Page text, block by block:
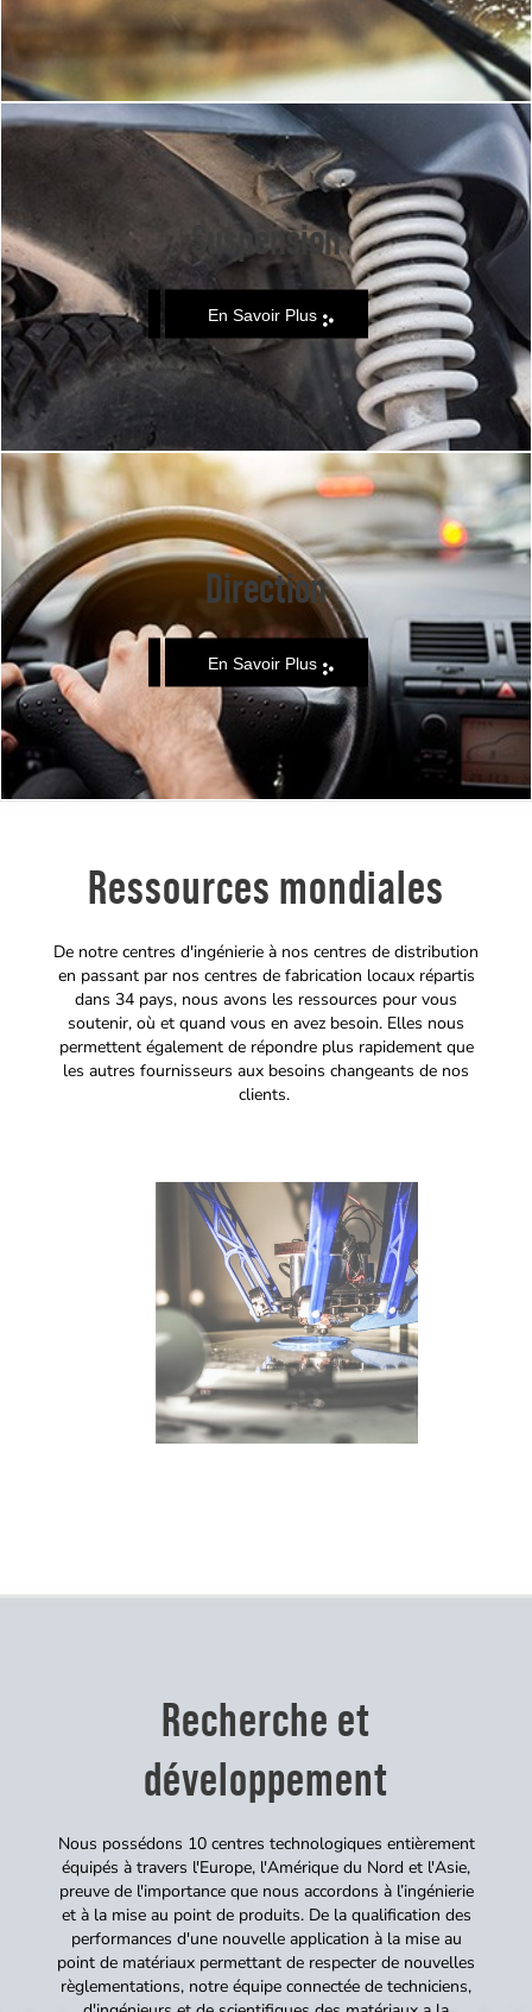
Suspension
En Savoir Plus
Direction
En Savoir Plus
Ressources mondiales
De notre centres d'ingénierie à nos centres de distribution
en passant par nos centres de fabrication locaux répartis
dans 34 pays, nous avons les ressources pour vous
soutenir, où et quand vous en avez besoin. Elles nous
permettent également de répondre plus rapidement que
les autres fournisseurs aux besoins changeants de nos
clients.
Recherche et
développement
Nous possédons 10 centres technologiques entièrement
équipés à travers l'Europe, l'Amérique du Nord et l'Asie,
preuve de l'importance que nous accordons à l’ingénierie
et à la mise au point de produits. De la qualification des
performances d'une nouvelle application à la mise au
point de matériaux permettant de respecter de nouvelles
règlementations, notre équipe connectée de techniciens,